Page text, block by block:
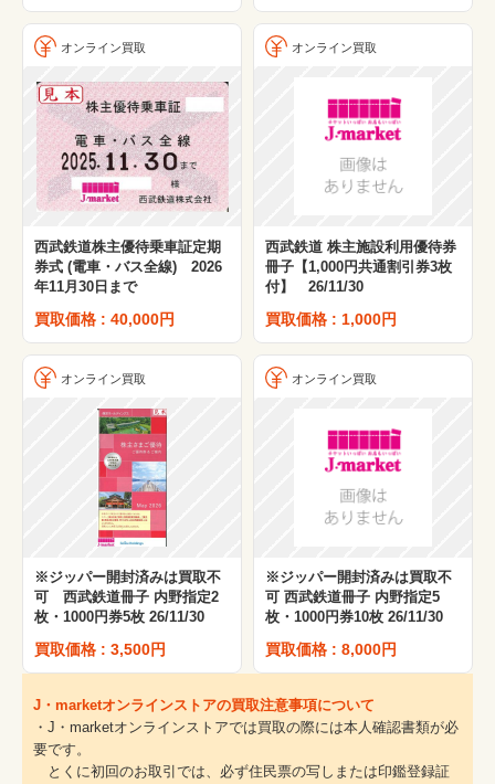
オンライン買取
西武鉄道株主優待乗車証定期
券式 (電車・バス全線) 2026
年11月30日まで
買取価格 : 40,000円
オンライン買取
西武鉄道 株主施設利用優待券
冊子【1,000円共通割引券3枚
付】 26/11/30
買取価格 : 1,000円
オンライン買取
※ジッパー開封済みは買取不
可 西武鉄道冊子 内野指定2
枚・1000円券5枚 26/11/30
買取価格 : 3,500円
オンライン買取
※ジッパー開封済みは買取不
可 西武鉄道冊子 内野指定5
枚・1000円券10枚 26/11/30
買取価格 : 8,000円
J・marketオンラインストアの買取注意事項について
・J・marketオンラインストアでは買取の際には本人確認書類が必
要です。
とくに初回のお取引では、必ず住民票の写しまたは印鑑登録証